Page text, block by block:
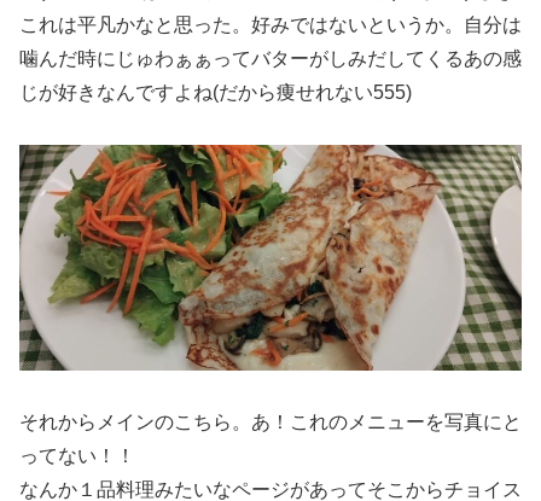
これは平凡かなと思った。好みではないというか。自分は
噛んだ時にじゅわぁぁってバターがしみだしてくるあの感
じが好きなんですよね(だから痩せれない555)
それからメインのこちら。あ！これのメニューを写真にと
ってない！！
なんか１品料理みたいなページがあってそこからチョイス